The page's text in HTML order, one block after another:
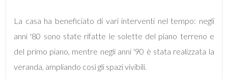
La casa ha beneficiato di vari interventi nel tempo: negli
anni '80 sono state rifatte le solette del piano terreno e
del primo piano, mentre negli anni '90 è stata realizzata la
veranda, ampliando così gli spazi vivibili.